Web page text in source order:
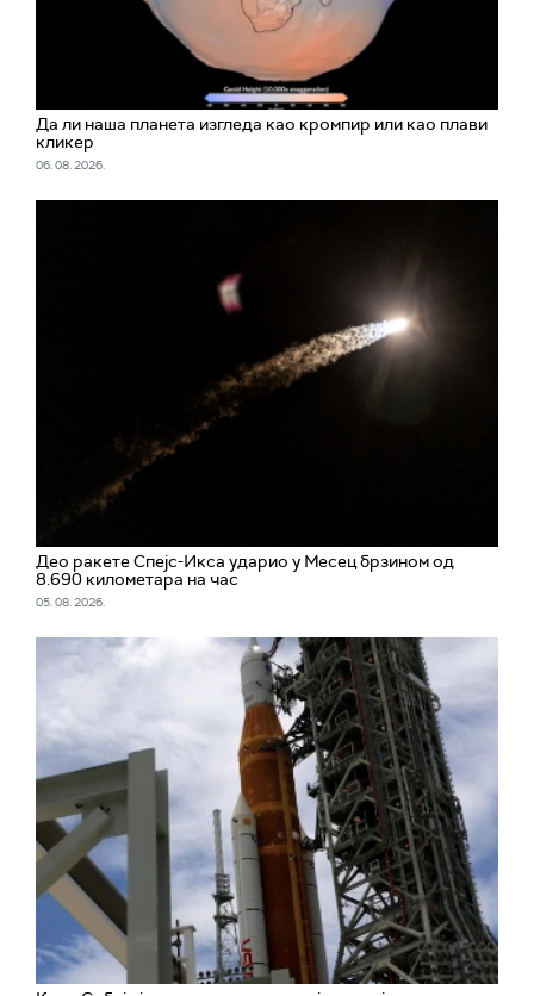
Да ли наша планета изгледа као кромпир или као плави
кликер
06. 08. 2026.
Део ракете Спејс-Икса ударио у Месец брзином од
8.690 километара на час
05. 08. 2026.